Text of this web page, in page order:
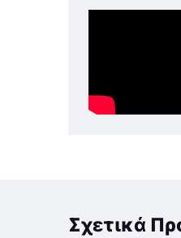
Σχετικά